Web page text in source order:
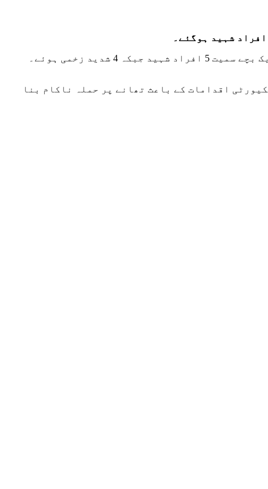
پولیس حکام کے مطابق خودکش حملہ آور نے تھانے کے باہر سول آبادی کو نشانہ بنایا، حملے میں 3 خواتین اور ایک بچے سمیت 5 افراد شہید جبکہ 4 شدید زخمی ہوئے۔
اقدامات کے باعث تھانے پر حملہ ناکام بنا